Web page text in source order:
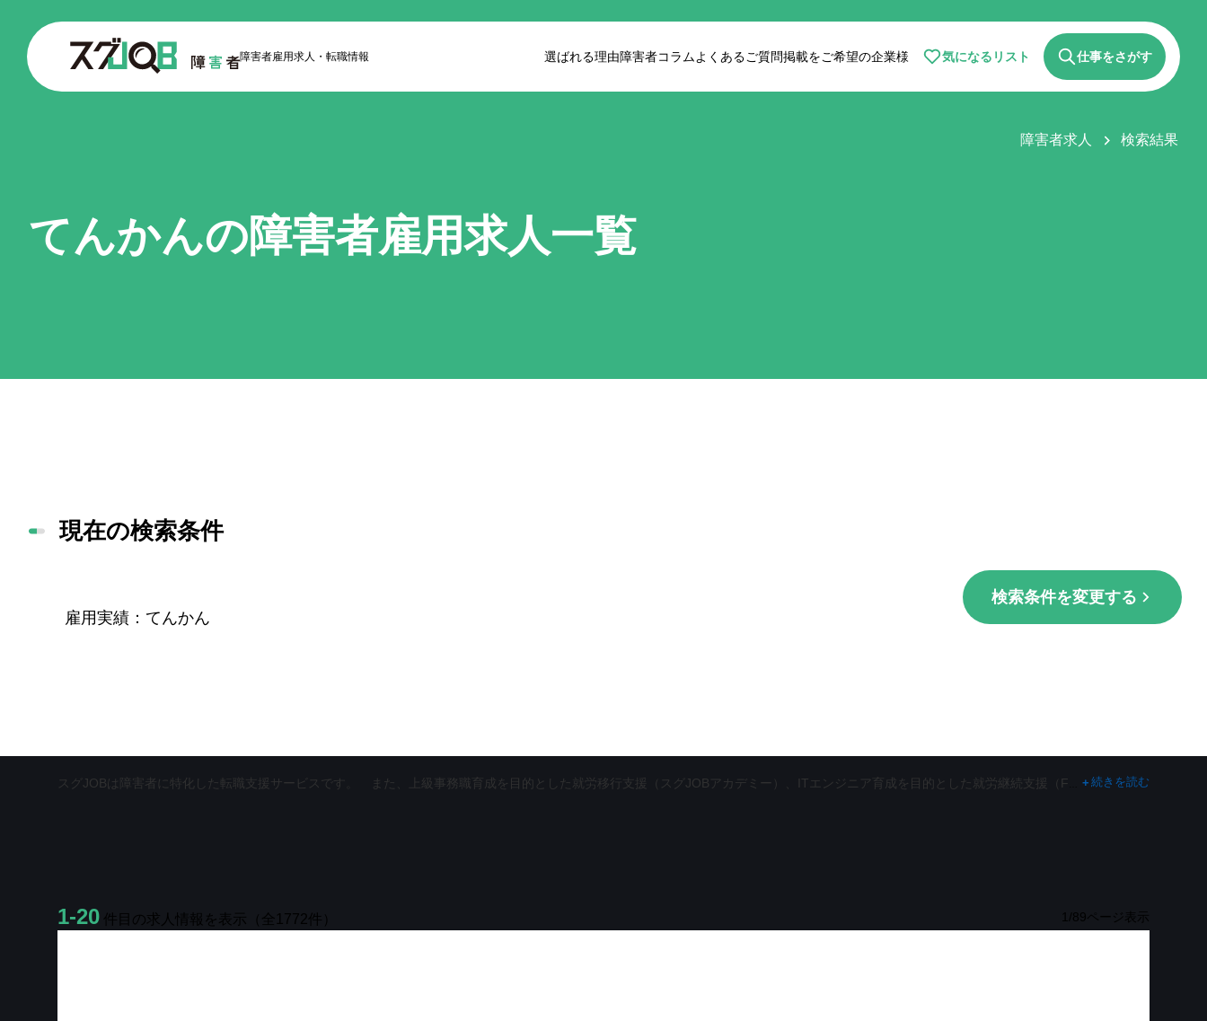
障害者雇用求人 転職情報 選ばれる理由障害者コラムよくあるご質問掲載をご希望の企業様 気になるリスト 仕事をさがす
障害者求人 検索結果
てんかんの障害者雇用求人一覧
現在の検索条件
雇用実績 てんかん
検索条件を変更する
スグJOBは障害者に特化した転職支援サービスです。 また、上級事務職育成を目的とした就労移行支援（スグJOBアカデミー）、ITエンジニア育成を目的とした就労継続支援（Formosa）など、グループ全体で障害者の活躍の場を創出する活動に取り組んでいます。 + 続きを読む
1-20 件目の求人情報を表示 ⁩（全1772件） /89ページ表示